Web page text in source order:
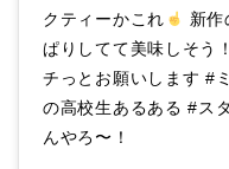
クティーかこれ
新作
ぱりしてて美味しそう
チっとお願いします #
の高校生あるある #ス
んやろ〜！